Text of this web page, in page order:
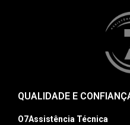
QUALIDADE E
O7Assistência Técnica